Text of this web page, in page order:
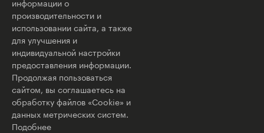
производительности и
использовании сайта, а также
для улучшения и
индивидуальной настройки
предоставления информации.
Продолжая пользоваться
сайтом, вы соглашаетесь на
обработку файлов «Cookie» и
данных метрических систем.
Подобнее